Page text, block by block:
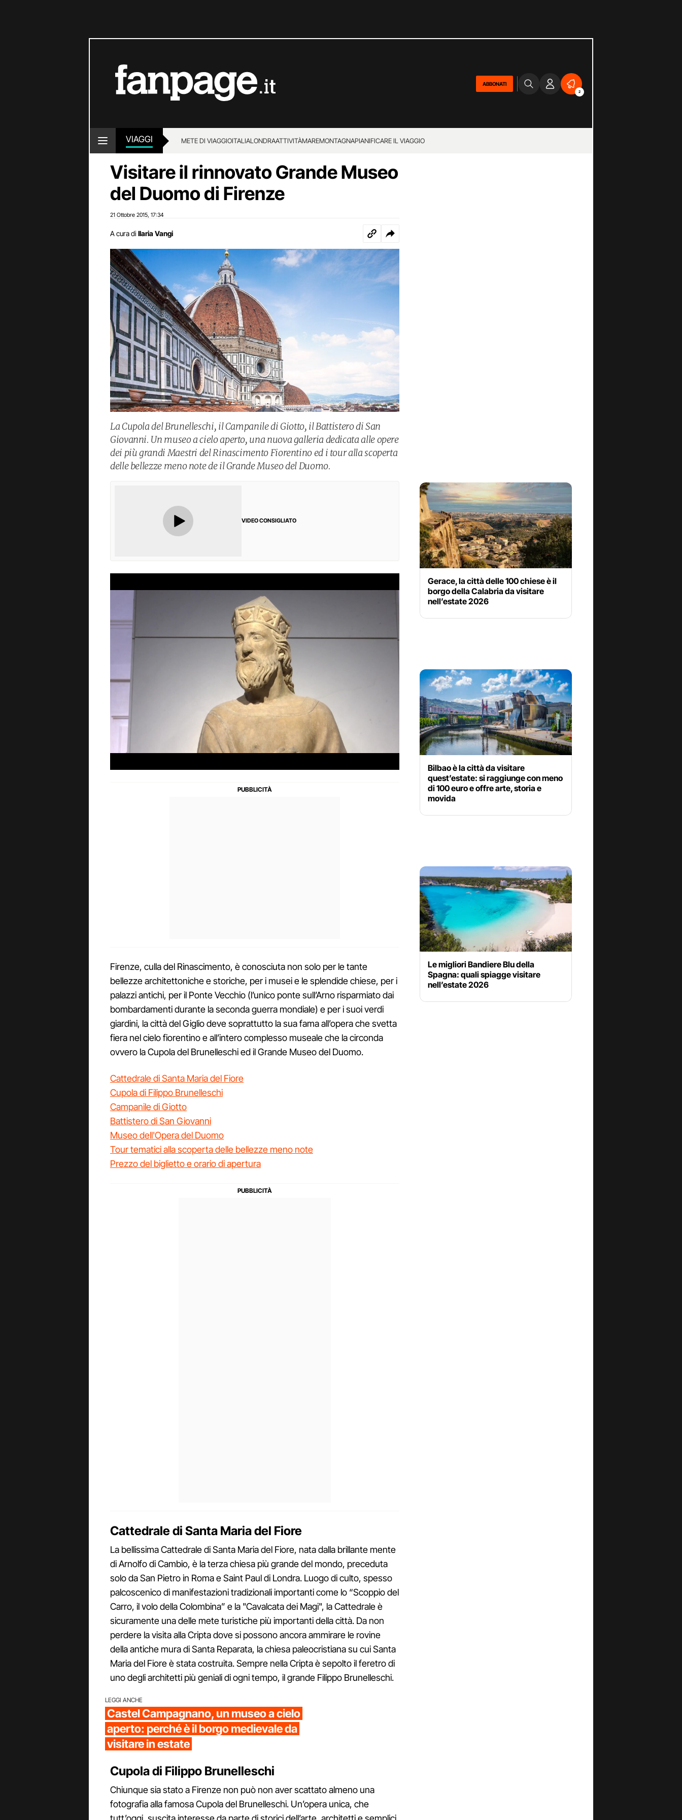
ABBONATI
2
VIAGGI METE DI VIAGGIOITALIALONDRAATTIVITÀMAREMONTAGNAPIANIFICARE IL VIAGGIO
Visitare il rinnovato Grande Museo
del Duomo di Firenze
21 Ottobre 2015 17:34
A cura di Ilaria Vangi
La Cupola del Brunelleschi, il Campanile di Giotto, il Battistero di San
Giovanni. Un museo a cielo aperto, una nuova galleria dedicata alle opere
dei più grandi Maestri del Rinascimento Fiorentino ed i tour alla scoperta
delle bellezze meno note de il Grande Museo del Duomo.
VIDEO CONSIGLIATO
Firenze, culla del Rinascimento, è conosciuta non solo per le tante
bellezze architettoniche e storiche, per i musei e le splendide chiese, per i
palazzi antichi, per il Ponte Vecchio (l’unico ponte sull’Arno risparmiato dai
bombardamenti durante la seconda guerra mondiale) e per i suoi verdi
giardini, la città del Giglio deve soprattutto la sua fama all’opera che svetta
fiera nel cielo fiorentino e all’intero complesso museale che la circonda
ovvero la Cupola del Brunelleschi ed il Grande Museo del Duomo.
Cattedrale di Santa Maria del Fiore
Cupola di Filippo Brunelleschi
Campanile di Giotto
Battistero di San Giovanni
Museo dell'Opera del Duomo
Tour tematici alla scoperta delle bellezze meno note
Prezzo del biglietto e orario di apertura
Cattedrale di Santa Maria del Fiore
La bellissima Cattedrale di Santa Maria del Fiore, nata dalla brillante mente
di Arnolfo di Cambio, è la terza chiesa più grande del mondo, preceduta
solo da San Pietro in Roma e Saint Paul di Londra. Luogo di culto, spesso
palcoscenico di manifestazioni tradizionali importanti come lo “Scoppio del
Carro, il volo della Colombina” e la "Cavalcata dei Magi", la Cattedrale è
sicuramente una delle mete turistiche più importanti della città. Da non
perdere la visita alla Cripta dove si possono ancora ammirare le rovine
della antiche mura di Santa Reparata, la chiesa paleocristiana su cui Santa
Maria del Fiore è stata costruita. Sempre nella Cripta è sepolto il feretro di
uno degli architetti più geniali di ogni tempo, il grande Filippo Brunelleschi.
LEGGI ANCHE
Castel Campagnano, un museo a cielo
aperto: perché è il borgo medievale da
visitare in estate
Cupola di Filippo Brunelleschi
Chiunque sia stato a Firenze non può non aver scattato almeno una
fotografia alla famosa Cupola del Brunelleschi. Un’opera unica, che
Gerace, la città delle 100 chiese è il
borgo della Calabria da visitare
nell’estate 2026
Bilbao è la città da visitare
quest’estate: si raggiunge con meno
di 100 euro e offre arte, storia e
movida
Le migliori Bandiere Blu della
Spagna: quali spiagge visitare
nell’estate 2026